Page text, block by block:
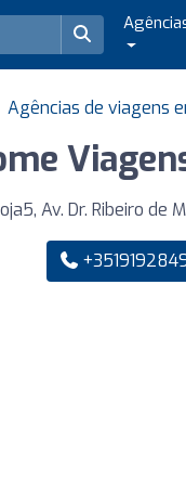
Agências de viagens
Av. Dr. Ribeiro de